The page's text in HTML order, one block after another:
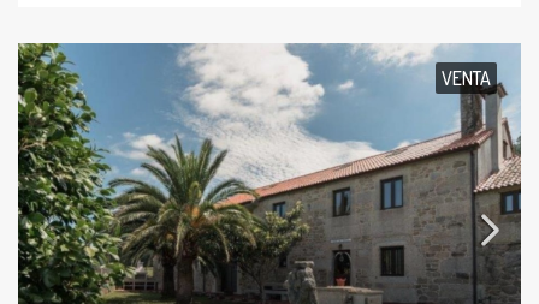
VENTA